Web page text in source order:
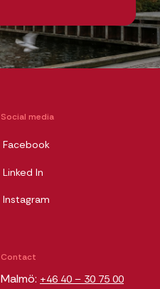
Social media
Facebook
Linked In
Instagram
Contact
Malmö: +46 40 – 30 75 00